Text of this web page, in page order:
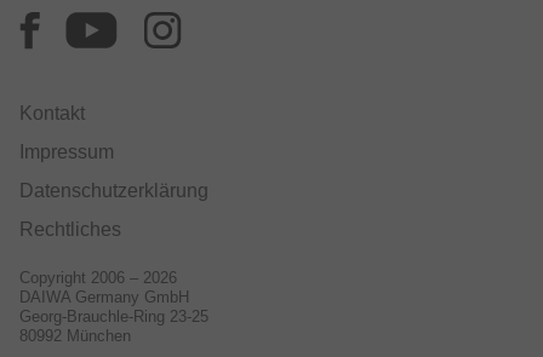
Kontakt
Impressum
Datenschutzerklärung
Rechtliches
Copyright 2006 – 2026
DAIWA Germany GmbH
Georg-Brauchle-Ring 23-25
80992 München